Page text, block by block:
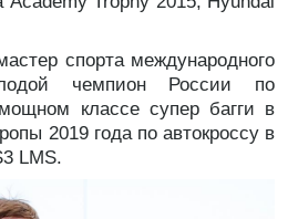
спорта международного
чемпион России по
классе супер багги в
2019 года по автокроссу в
LMS.